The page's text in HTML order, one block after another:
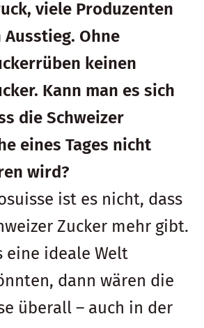
viele Produzenten
Ohne
keinen
Kann man es sich
die Schweizer
eines Tages nicht
wird?
ist es nicht, dass
Zucker mehr gibt.
eine ideale Welt
dann wären die
überall – auch in der